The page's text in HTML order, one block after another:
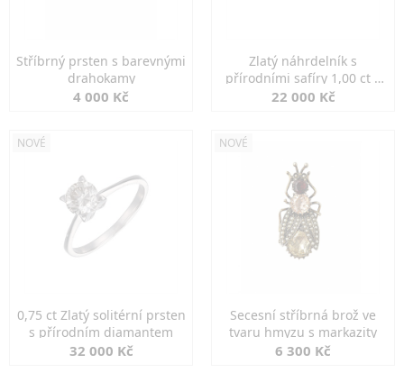
Stříbrný prsten s barevnými
drahokamy
4 000 Kč
Zlatý náhrdelník s
přírodními safíry 1,00 ct a
diamanty
22 000 Kč
NOVÉ
0,75 ct Zlatý solitérní prsten
s přírodním diamantem
32 000 Kč
NOVÉ
Secesní stříbrná brož ve
tvaru hmyzu s markazity
6 300 Kč